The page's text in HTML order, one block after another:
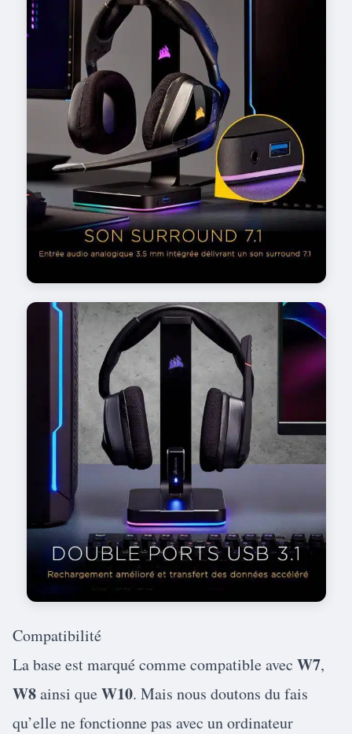
Compatibilité
La base est marqué comme compatible avec W7,
W8ainsi queW10. Mais nous doutons du fais
qu’elle ne fonctionne pas avec un ordinateur